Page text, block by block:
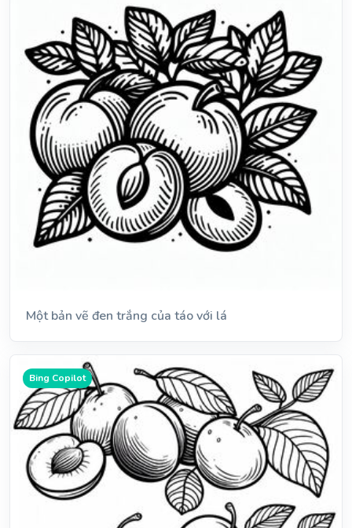
Một bản vẽ đen trắng của táo với lá
Bing Copilot